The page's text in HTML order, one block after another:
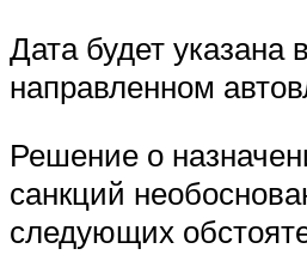
Дата будет указана
направленном
Решение о
санкций
следующих